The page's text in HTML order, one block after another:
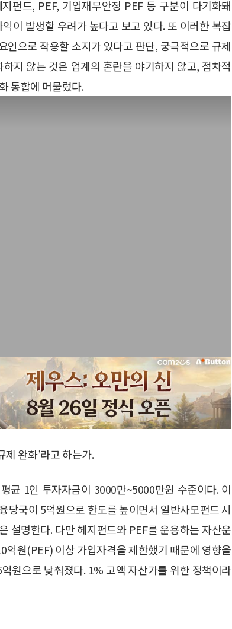
펀드, PEF, 기업재무안정 PEF 등 구분이 다기화돼
이 발생할 우려가 높다고 보고 있다. 또 이러한 복잡
으로 작용할 소지가 있다고 판단, 궁극적으로 규제
지 않는 것은 업계의 혼란을 야기하지 않고, 점차적
통합에 머물렀다.
제 완화’라고 하는가.
균 1인 투자자금이 3000만~5000만원 수준이다. 이
당국이 5억원으로 한도를 높이면서 일반사모펀드 시
설명한다. 다만 헤지펀드와 PEF를 운용하는 자산운
원(PEF) 이상 가입자격을 제한했기 때문에 영향을
원으로 낮춰졌다. 1% 고액 자산가를 위한 정책이라